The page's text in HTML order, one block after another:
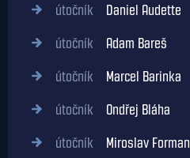
útočník Daniel Audette
útočník Adam Bareš
útočník Marcel Barinka
útočník Ondřej Bláha
útočník Miroslav Forman